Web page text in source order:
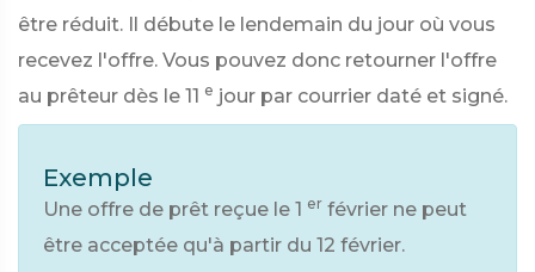
être réduit. Il débute le lendemain du jour où vous
recevez l'offre. Vous pouvez donc retourner l'offre
au prêteur dès le 11 e jour par courrier daté et signé.
Exemple
Une offre de prêt reçue le 1 er février ne peut
être acceptée qu'à partir du 12 février.